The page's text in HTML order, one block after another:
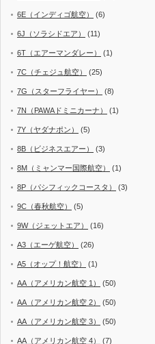
6E（インディゴ航空） (6)
6J（ソラシドエア） (11)
6T（エアーマンダレー） (1)
7C（チェジュ航空） (25)
7G（スターフライヤー） (8)
7N（PAWAドミニカーナ） (1)
7Y（ヤダナポン） (5)
8B（ビジネスエアー） (3)
8M（ミャンマー国際航空） (1)
8P（パシフィックコースタ） (3)
9C（春秋航空） (5)
9W（ジェットエア） (16)
A3（エーゲ航空） (26)
A5（オップ！航空） (1)
AA（アメリカン航空 1） (50)
AA（アメリカン航空 2） (50)
AA（アメリカン航空 3） (50)
AA（アメリカン航空 4） (7)